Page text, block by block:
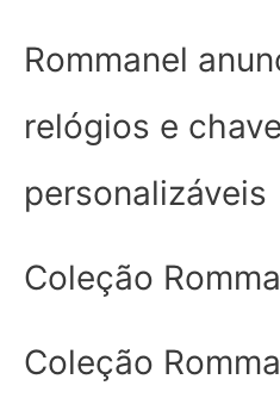
Rommanel
relógios e
personalizáveis
Coleção
Coleção